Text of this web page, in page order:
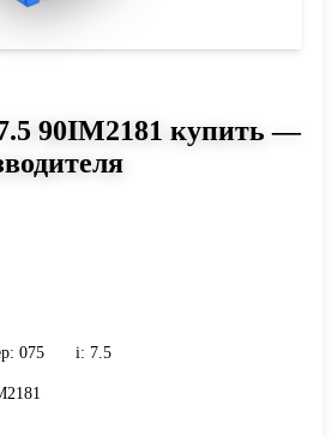
90IM2181 купить —
075 i: 7.5